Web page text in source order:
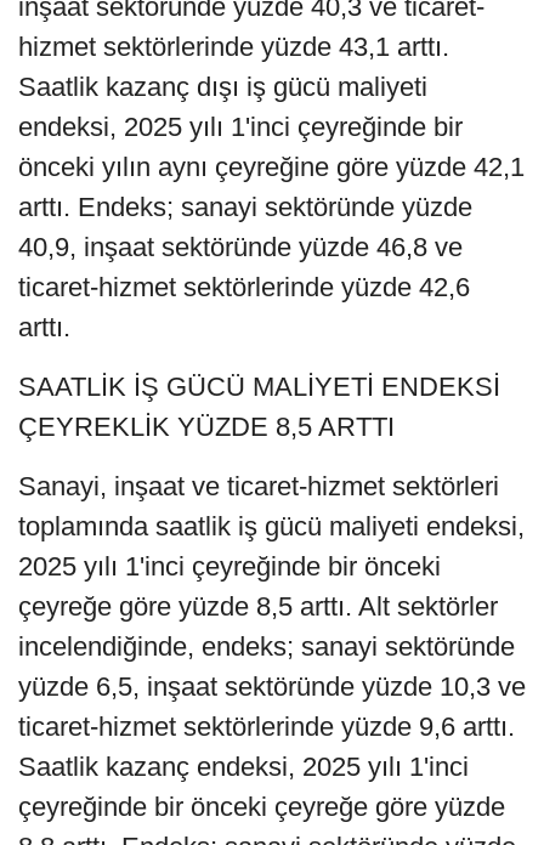
inşaat sektöründe yüzde 40,3 ve ticaret-
hizmet sektörlerinde yüzde 43,1 arttı.
Saatlik kazanç dışı iş gücü maliyeti
endeksi, 2025 yılı 1'inci çeyreğinde bir
önceki yılın aynı çeyreğine göre yüzde 42,1
arttı. Endeks; sanayi sektöründe yüzde
40,9, inşaat sektöründe yüzde 46,8 ve
ticaret-hizmet sektörlerinde yüzde 42,6
arttı.
SAATLİK İŞ GÜCÜ MALİYETİ ENDEKSİ
ÇEYREKLİK YÜZDE 8,5 ARTTI
Sanayi, inşaat ve ticaret-hizmet sektörleri
toplamında saatlik iş gücü maliyeti endeksi,
2025 yılı 1'inci çeyreğinde bir önceki
çeyreğe göre yüzde 8,5 arttı. Alt sektörler
incelendiğinde, endeks; sanayi sektöründe
yüzde 6,5, inşaat sektöründe yüzde 10,3 ve
ticaret-hizmet sektörlerinde yüzde 9,6 arttı.
Saatlik kazanç endeksi, 2025 yılı 1'inci
çeyreğinde bir önceki çeyreğe göre yüzde